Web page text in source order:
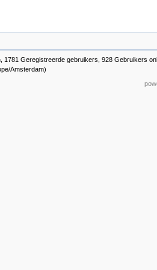
1781 Geregistreerde gebruikers, 928 Gebruikers
Amsterdam)